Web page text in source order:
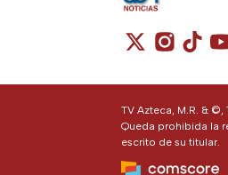
Cuenta de
Cuenta
TV Azteca, M.R. &
Queda prohibida la
escrito de su titular.